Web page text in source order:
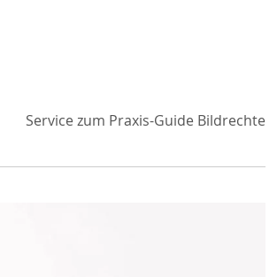
Service zum Praxis-Guide Bildrechte